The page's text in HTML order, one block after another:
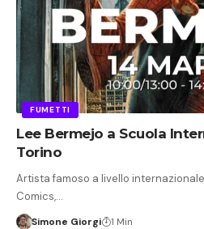
FUMETTI
Lee Bermejo a Scuola
Torino
Artista famoso a livello
Comics,…
Simone Giorgi 1 Min